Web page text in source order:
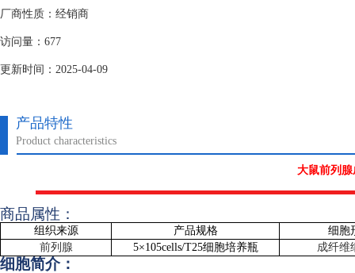
厂商性质：经销商
访问量：677
更新时间：2025-04-09
产品特性
Product characteristics
大鼠前列
商品属性：
组织来源 产品规格
细胞
前列腺
5×105cells/T25细胞培养瓶 成纤维
细胞简介：